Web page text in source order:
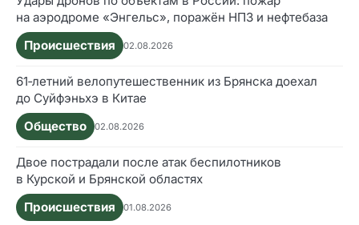
на аэродроме «Энгельс», поражён НПЗ и нефтебаза
Происшествия
02.08.2026
61‑летний велопутешественник из Брянска доехал
до Суйфэньхэ в Китае
Общество
02.08.2026
Двое пострадали после атак беспилотников
в Курской и Брянской областях
Происшествия
01.08.2026